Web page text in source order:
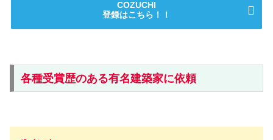
COZUCHI
登録はこちら！！
各種受賞歴のある有名建築家に依頼